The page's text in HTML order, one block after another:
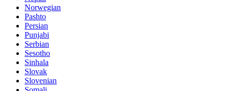
Norwegian
Pashto
Persian
Punjabi
Serbian
Sesotho
Sinhala
Slovak
Slovenian